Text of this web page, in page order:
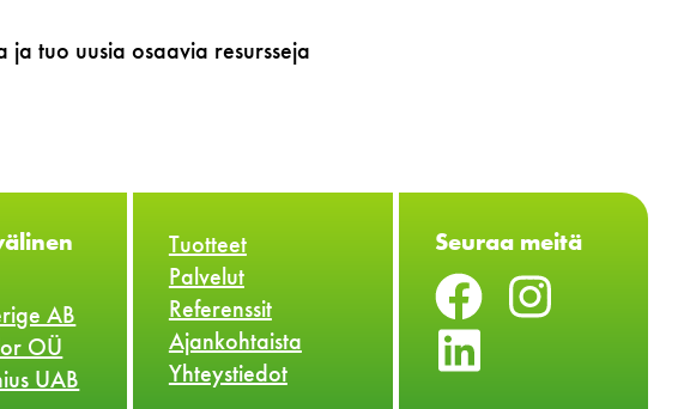
tuo uusia osaavia resursseja
AB
OÜ
UAB
Tuotteet
Palvelut
Referenssit
Ajankohtaista
Yhteystiedot
Seuraa meitä